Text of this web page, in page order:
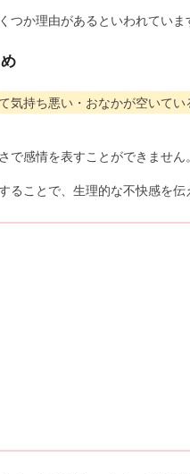
つか理由があるといわれていま
気持ち悪い・おなかが空いてい
で感情を表すことができません。
ることで、生理的な不快感を伝